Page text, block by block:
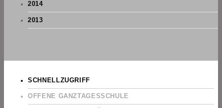
2014
2013
SCHNELLZUGRIFF
OFFENE GANZTAGESSCHULE